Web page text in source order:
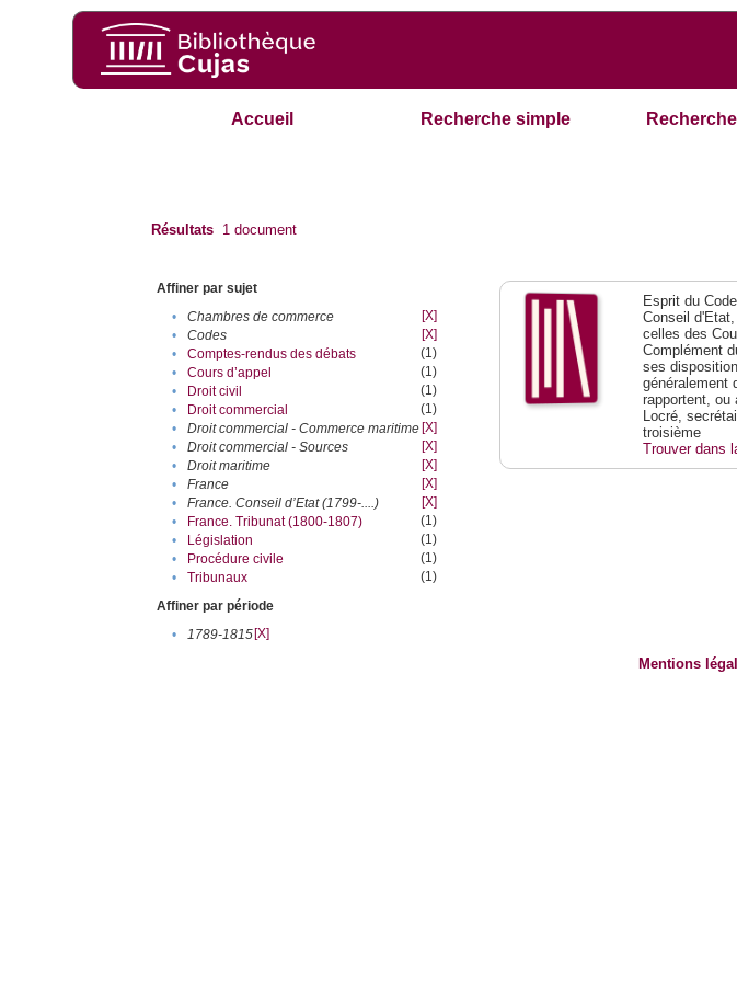
Accueil Recherche simple
Résultats 1 document
Affiner par sujet
•
Chambres de commerce
[X]
•
Codes
[X]
•
Comptes-rendus des débats
(1)
•
Cours d’appel
(1)
•
Droit civil
(1)
•
Droit commercial
(1)
•
Droit commercial - Commerce maritime [X]
•
Droit commercial - Sources
[X]
•
Droit maritime
[X]
•
France
[X]
•
France. Conseil d’Etat (1799-....)
[X]
•
France. Tribunat (1800-1807)
(1)
•
Législation
(1)
•
Procédure civile
(1)
•
Tribunaux
(1)
Affiner par période
•
1789-1815[X]
Esprit du
Conseil
celles des
Complément
ses
généralement
rapportent, ou
Locré,
troisième
Trouver dans
Mentions